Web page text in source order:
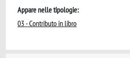
Appare nelle tipologie:
03 - Contributo in libro